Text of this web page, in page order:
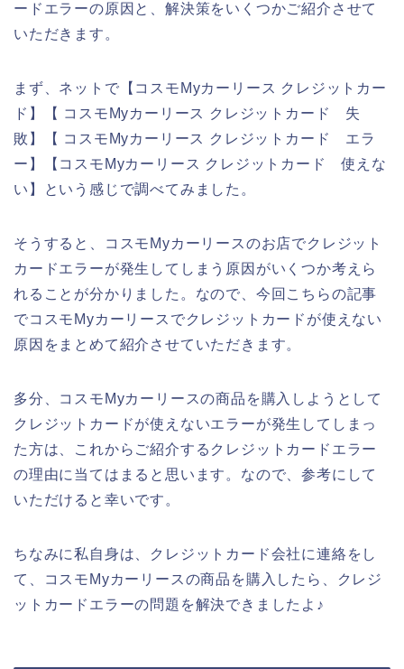
ードエラーの原因と、解決策をいくつかご紹介させて
いただきます。
まず、ネットで【コスモMyカーリース クレジットカー
ド】【 コスモMyカーリース クレジットカード 失
敗】【 コスモMyカーリース クレジットカード エラ
ー】【コスモMyカーリース クレジットカード 使えな
い】という感じで調べてみました。
そうすると、コスモMyカーリースのお店でクレジット
カードエラーが発生してしまう原因がいくつか考えら
れることが分かりました。なので、今回こちらの記事
でコスモMyカーリースでクレジットカードが使えない
原因をまとめて紹介させていただきます。
多分、コスモMyカーリースの商品を購入しようとして
クレジットカードが使えないエラーが発生してしまっ
た方は、これからご紹介するクレジットカードエラー
の理由に当てはまると思います。なので、参考にして
いただけると幸いです。
ちなみに私自身は、クレジットカード会社に連絡をし
て、コスモMyカーリースの商品を購入したら、クレジ
ットカードエラーの問題を解決できましたよ♪